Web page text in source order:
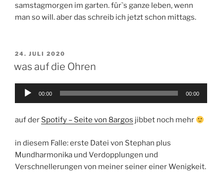
samstagmorgen im garten. für`s ganze leben, wenn
man so will. aber das schreib ich jetzt schon mittags.
VERÖFFENTLICHT
24. JULI 2020
was auf die Ohren
Audio-
00:00 00:00
auf der Spotify – Seite von 8argos jibbet noch mehr
in diesem Falle: erste Datei von Stephan plus
Mundharmonika und Verdopplungen und
Verschnellerungen von meiner seiner einer Wenigkeit.